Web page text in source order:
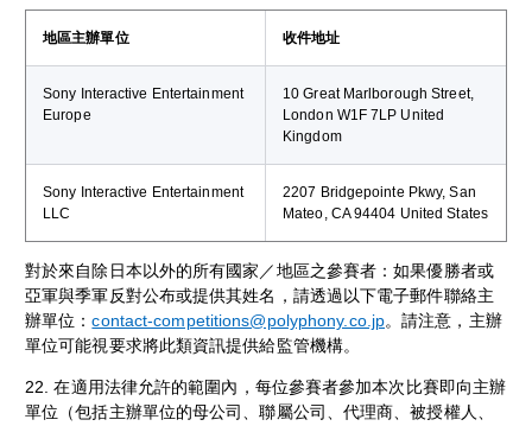
地區主辦單位 收件地址
Sony Interactive Entertainment
Europe
10 Great Marlborough Street,
London W1F 7LP United
Kingdom
Sony Interactive Entertainment
LLC
2207 Bridgepointe Pkwy, San
Mateo, CA 94404 United States
對於來自除日本以外的所有國家／地區之參賽者：如果優勝者或
亞軍與季軍反對公布或提供其姓名，請透過以下電子郵件聯絡主
辦單位：contact-competitions@polyphony.co.jp。請注意，主辦
單位可能視要求將此類資訊提供給監管機構。
22. 在適用法律允許的範圍內，每位參賽者參加本次比賽即向主辦
單位（包括主辦單位的母公司、聯屬公司、代理商、被授權人、